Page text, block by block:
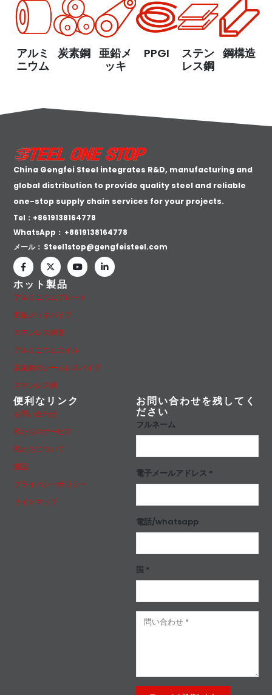
アルミ
ニウム
炭素鋼 亜鉛メ
ッキ
PPGI
ステン
レス鋼
鋼構造
China Gengfei Steel integrates R&D, manufacturing and
global distribution to provide quality steel and reliable
one-stop supply chain services for your projects.
Tel：+8619138164778
WhatsApp： +8619138164778
メール： Steel1stop@gengfeisteel.com
ホット製品
アルミニウムプレート
亜鉛メッキパイプ
ステンレス鋼管
アルミニウムコイル
炭素鋼のシームレスパイプ
ステンレス鋼
便利なリンク
お問い合わせ
私たちのサービス
私たちについて
製品
プライバシーポリシー
サイトマップ
お問い合わせを残してく
ださい
フルネーム
電子メールアドレス *
電話/whatsapp
国 *